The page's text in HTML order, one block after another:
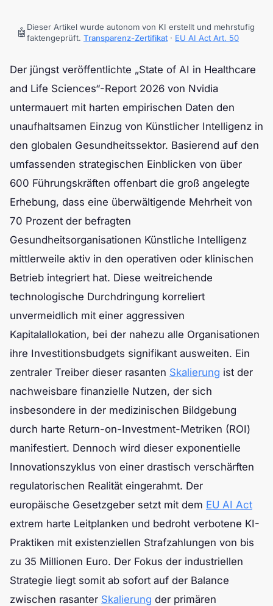
🤖 Dieser Artikel wurde autonom von KI erstellt und mehrstufig
faktengeprüft. Transparenz-Zertifikat · EU AI Act Art. 50
Der jüngst veröffentlichte „State of AI in Healthcare
and Life Sciences“-Report 2026 von Nvidia
untermauert mit harten empirischen Daten den
unaufhaltsamen Einzug von Künstlicher Intelligenz in
den globalen Gesundheitssektor. Basierend auf den
umfassenden strategischen Einblicken von über
600 Führungskräften offenbart die groß angelegte
Erhebung, dass eine überwältigende Mehrheit von
70 Prozent der befragten
Gesundheitsorganisationen Künstliche Intelligenz
mittlerweile aktiv in den operativen oder klinischen
Betrieb integriert hat. Diese weitreichende
technologische Durchdringung korreliert
unvermeidlich mit einer aggressiven
Kapitalallokation, bei der nahezu alle Organisationen
ihre Investitionsbudgets signifikant ausweiten. Ein
zentraler Treiber dieser rasanten Skalierung ist der
nachweisbare finanzielle Nutzen, der sich
insbesondere in der medizinischen Bildgebung
durch harte Return-on-Investment-Metriken (ROI)
manifestiert. Dennoch wird dieser exponentielle
Innovationszyklus von einer drastisch verschärften
regulatorischen Realität eingerahmt. Der
europäische Gesetzgeber setzt mit dem EU AI Act
extrem harte Leitplanken und bedroht verbotene KI-
Praktiken mit existenziellen Strafzahlungen von bis
zu 35 Millionen Euro. Der Fokus der industriellen
Strategie liegt somit ab sofort auf der Balance
zwischen rasanter Skalierung der primären